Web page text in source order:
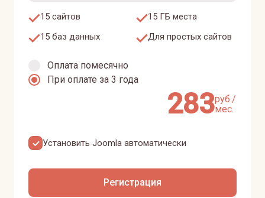
15 сайтов
15 ГБ места
15 баз данных
Для простых сайтов
Оплата помесячно
При оплате за 3 года
283руб./
мес.
Установить Joomla автоматически
Регистрация